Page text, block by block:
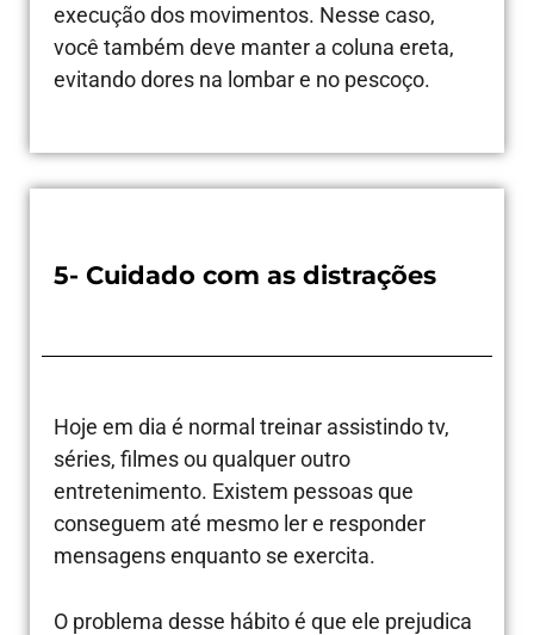
execução dos movimentos. Nesse caso,
você também deve manter a coluna ereta,
evitando dores na lombar e no pescoço.
5- Cuidado com as distrações
Hoje em dia é normal treinar assistindo tv,
séries, filmes ou qualquer outro
entretenimento. Existem pessoas que
conseguem até mesmo ler e responder
mensagens enquanto se exercita.
O problema desse hábito é que ele prejudica